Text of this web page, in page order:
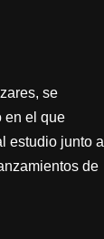
se
en el que
estudio junto al
de